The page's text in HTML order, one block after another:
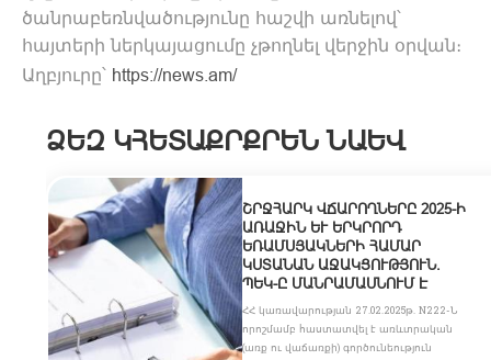
ծանրաբեռնվածությունը հաշվի առնելով՝
հայտերի ներկայացումը չթողնել վերջին օրվան։
Աղբյուրը՝ https://news.am/
ՁԵԶ ԿՀԵՏԱՔՐՔՐԵՆ ՆԱԵՎ
ՇՐՋՀԱՐԿ ՎՃԱՐՈՂՆԵՐԸ 2025-Ի
ԱՌԱՋԻՆ ԵՒ ԵՐԿՐՈՐԴ Ե
ՌԱՄՍՅԱԿՆԵՐԻ ՀԱՄԱՐ Կ
ՍՏԱՆԱՆ ԱՋԱԿՑՈՒԹՅՈՒՆ. Պ
ԵԿ-Ը ՄԱՆՐԱՄԱՍՆՈՒՄ Է
ՀՀ կառավարության 27.02.2025թ. N222-Ն
որոշմամբ հաստատվել է առևտրական
(առք ու վաճառքի) գործունեություն